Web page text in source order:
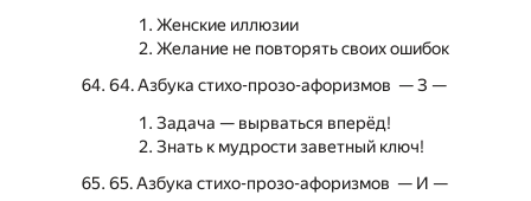
Женские иллюзии
Желание не повторять своих ошибок
64. Азбука стихо-прозо-афоризмов — З —
Задача — вырваться вперёд!
Знать к мудрости заветный ключ!
65. Азбука стихо-прозо-афоризмов — И —